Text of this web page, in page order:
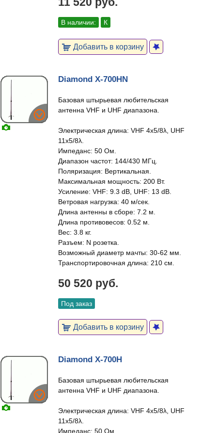
В наличии: К
Добавить в корзину
Diamond X-700HN
Базовая штырьевая любительская
антенна VHF и UHF диапазона.
Электрическая длина: VHF 4x5/8λ, UHF
11x5/8λ.
Импеданс: 50 Ом.
Диапазон частот: 144/430 МГц.
Поляризация: Вертикальная.
Максимальная мощность: 200 Вт.
Усиление: VHF: 9.3 dB, UHF: 13 dB.
Ветровая нагрузка: 40 м/сек.
Длина антенны в сборе: 7.2 м.
Длина противовесов: 0.52 м.
Вес: 3.8 кг.
Разъем: N розетка.
Возможный диаметр мачты: 30-62 мм.
Транспортировочная длина: 210 см.
50 520 руб.
Под заказ
Добавить в корзину
Diamond X-700H
Базовая штырьевая любительская
антенна VHF и UHF диапазона.
Электрическая длина: VHF 4x5/8λ, UHF
11x5/8λ.
Импеданс: 50 Ом.